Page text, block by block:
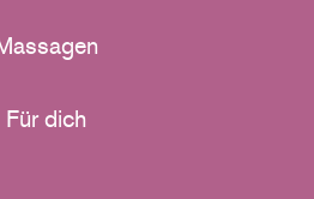
Für dich